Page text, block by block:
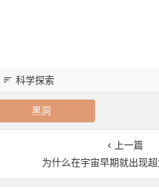
科学探索
黑洞
上一篇
为什么在宇宙早期就出现